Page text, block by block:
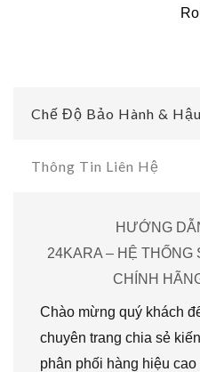
Chế Độ Bảo Hành &
Thông Tin Liên Hệ
HƯỚNG
24KARA – HỆ THỐNG
CHÍNH
Chào mừng quý khách
chuyên trang chia sẻ
phân phối hàng hiệu